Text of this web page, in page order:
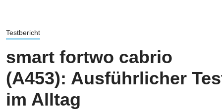
Testbericht
smart fortwo cabrio
(A453): Ausführlicher
im Alltag